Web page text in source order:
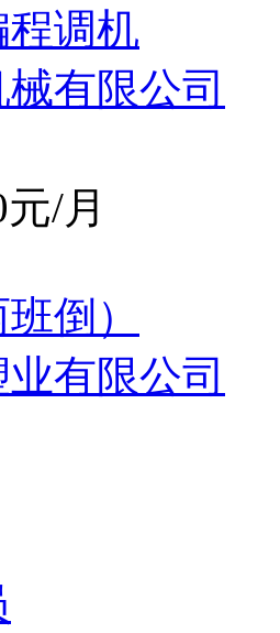
调机
有限公司
/月
倒）
有限公司